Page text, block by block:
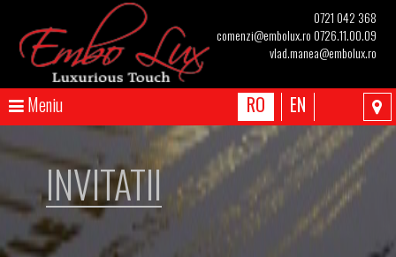
0721 042 368
comenzi@embolux.ro0726.11.00.09
vlad.manea@embolux.ro
Meniu RO EN
INVITATII